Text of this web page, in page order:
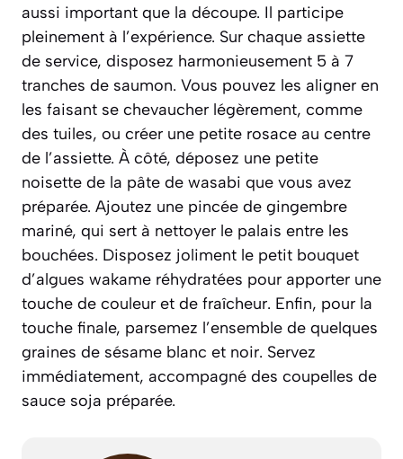
aussi important que la découpe. Il participe
pleinement à l’expérience. Sur chaque assiette
de service, disposez harmonieusement 5 à 7
tranches de saumon. Vous pouvez les aligner en
les faisant se chevaucher légèrement, comme
des tuiles, ou créer une petite rosace au centre
de l’assiette. À côté, déposez une petite
noisette de la pâte de wasabi que vous avez
préparée. Ajoutez une pincée de gingembre
mariné, qui sert à nettoyer le palais entre les
bouchées. Disposez joliment le petit bouquet
d’algues wakame réhydratées pour apporter une
touche de couleur et de fraîcheur. Enfin, pour la
touche finale, parsemez l’ensemble de quelques
graines de sésame blanc et noir. Servez
immédiatement, accompagné des coupelles de
sauce soja préparée.